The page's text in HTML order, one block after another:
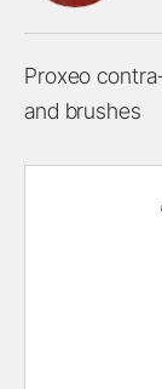
Proxeo
and brushes